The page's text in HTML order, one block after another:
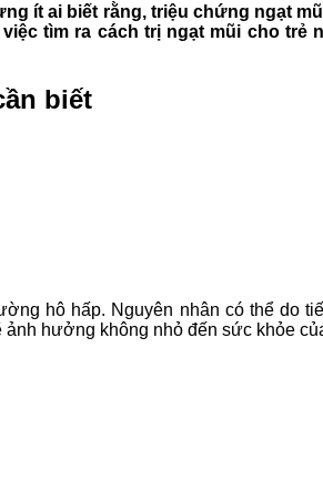
ít ai biết rằng, triệu chứng ngạt
tìm ra cách trị ngạt mũi cho
biết
hô hấp. Nguyên nhân có thể do
hưởng không nhỏ đến sức khỏe